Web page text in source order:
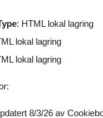
: HTML lokal lagring
lokal lagring
lokal lagring
8/3/26 av